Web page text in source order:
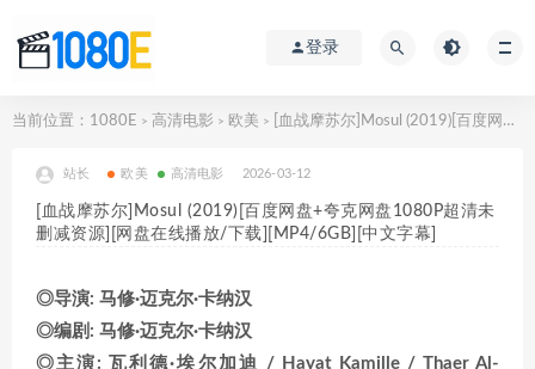
登录
当前位置： 1080E > 高清电影 > 欧美 > [血战摩苏尔]Mosul (2019)[百度网盘+夸克网盘1080P超清未删减资源][网盘在线播放/下载][MP4/6GB][中文字幕]
站长 欧美 高清电影 2026-03-12
[血战摩苏尔]Mosul (2019)[百度网盘+夸克网盘1080P超清未
删减资源][网盘在线播放/下载][MP4/6GB][中文字幕]
◎导演: 马修·迈克尔·卡纳汉
◎编剧: 马修·迈克尔·卡纳汉
◎主演: 瓦利德·埃尔加迪 / Hayat Kamille / Thaer Al-